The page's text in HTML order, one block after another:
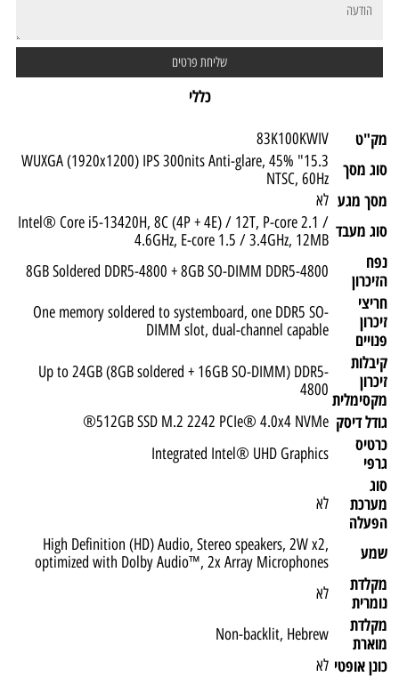
כללי
מק"ט
83K100KWIV
סוג מסך
15.3" WUXGA (1920x1200) IPS 300nits Anti-glare, 45%
NTSC, 60Hz
מסך מגע לא
סוג מעבד Intel® Core i5-13420H, 8C (4P + 4E) / 12T, P-core 2.1 /
4.6GHz, E-core 1.5 / 3.4GHz, 12MB
נפח
הזיכרון
8GB Soldered DDR5-4800 + 8GB SO-DIMM DDR5-4800
חריצי
זיכרון
פנויים
One memory soldered to systemboard, one DDR5 SO-
DIMM slot, dual-channel capable
קיבלות
זיכרון
מקסימלית
Up to 24GB (8GB soldered + 16GB SO-DIMM) DDR5-
4800
גודל דיסק 512GB SSD M.2 2242 PCIe® 4.0x4 NVMe®
כרטיס
גרפי
Integrated Intel® UHD Graphics
סוג
מערכת
הפעלה
לא
שמע
High Definition (HD) Audio, Stereo speakers, 2W x2,
optimized with Dolby Audio™, 2x Array Microphones
מקלדת
נומרית
לא
מקלדת
מוארת
Non-backlit, Hebrew
כונן אופטי לא